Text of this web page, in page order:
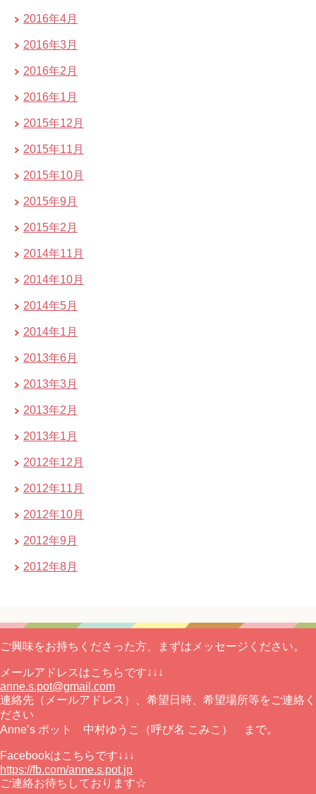
2016年4月
2016年3月
2016年2月
2016年1月
2015年12月
2015年11月
2015年10月
2015年9月
2015年2月
2014年11月
2014年10月
2014年5月
2014年1月
2013年6月
2013年3月
2013年2月
2013年1月
2012年12月
2012年11月
2012年10月
2012年9月
2012年8月
ご興味をお持ちくださった方、まずはメッセージください。
メールアドレスはこちらです↓↓↓
anne.s.pot@gmail.com
連絡先（メールアドレス）、希望日時、希望場所等をご連絡く
ださい
Anne’s ポット 中村ゆうこ（呼び名 こみこ） まで。
Facebookはこちらです↓↓↓
https://fb.com/anne.s.pot.jp
ご連絡お待ちしております☆